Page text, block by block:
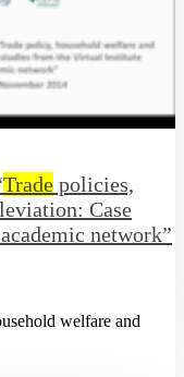
Trade policies,
Case
network”
welfare and